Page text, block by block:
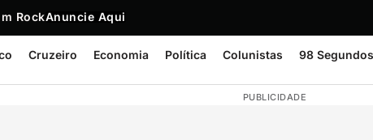
RockAnuncie Aqui
Cruzeiro Economia Política Colunistas 98 Segundos
PUBLICIDADE